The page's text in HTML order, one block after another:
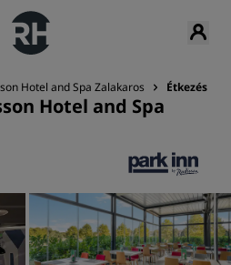
Hotel and Spa Zalakaros Étkezés
Hotel and Spa